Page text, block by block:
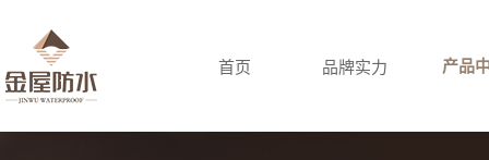
首页 品牌实力 产品